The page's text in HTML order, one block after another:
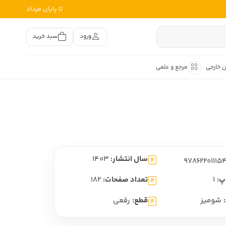
تا پایان مرداد
ورود سبد خرید
خارجی مرجع و علمی
فارسی
متون کهن
سال انتشار: 1403
1 تعداد صفحات: 182
شومیز قطع: رقعی